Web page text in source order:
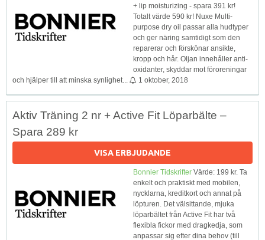
+ lip moisturizing - spara 391 kr!
Totalt värde 590 kr! Nuxe Multi-
purpose dry oil passar alla hudtyper
och ger näring samtidigt som den
reparerar och förskönar ansikte,
kropp och hår. Oljan innehåller anti-
oxidanter, skyddar mot föroreningar
och hjälper till att minska synlighet...
1 oktober, 2018
Aktiv Träning 2 nr + Active Fit Löparbälte –
Spara 289 kr
VISA ERBJUDANDE
Bonnier Tidskrifter Värde: 199 kr. Ta
enkelt och praktiskt med mobilen,
nycklarna, kreditkort och annat på
löpturen. Det välsittande, mjuka
löparbältet från Active Fit har två
flexibla fickor med dragkedja, som
anpassar sig efter dina behov (till